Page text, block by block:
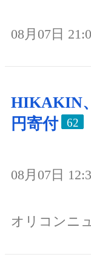
08月07日
HIKAKIN
円寄付
62
08月07日
オリコンニ